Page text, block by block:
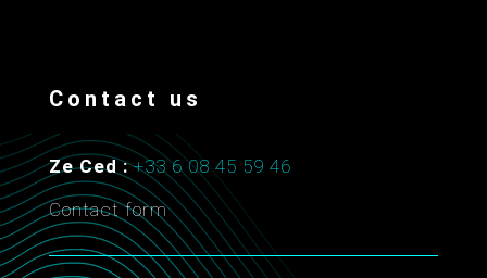
Contact us
Ze Ced :+33 6 08 45 59 46
Contact form